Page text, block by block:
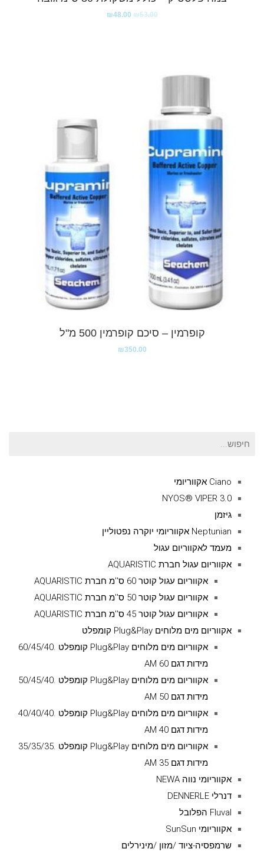
₪53.00
₪48.00
קופרמין – סיכם קופרמין 500 מ"ל
₪350.00
חיפוש
Ciano אקווריומי
NYOS® VIPER 3.0
גיזמן
Neptunian אקווריומי יוקרה נפטוליין
מעמד לאקווריום עגול
אקווריום עגול חברת AQUARISTIC
אקווריום עגול קוטר 60 ס''מ חברת AQUARISTIC
אקווריום עגול קוטר 50 ס''מ חברת AQUARISTIC
אקווריום עגול קוטר 45 ס''מ חברת AQUARISTIC
אקווריום מים מלוחים Plug&Play קומפלט
אקווריום מים מלוחים Plug&Play קומפלט .60/45/40
מידות דגם AM 60
אקווריום מים מלוחים Plug&Play קומפלט .50/45/40
מידות דגם AM 50
אקווריום מים מלוחים Plug&Play קומפלט .40/40/40
מידות דגם AM 40
אקווריום מים מלוחים Plug&Play קומפלט .35/35/35
מידות דגם AM 35
אקווריומי נווה NEWA
דנרלי DENNERLE
Fluval הפלובל
אקווריומי SunSun
שרמפסיה-ציוד /מזון /מינירלים